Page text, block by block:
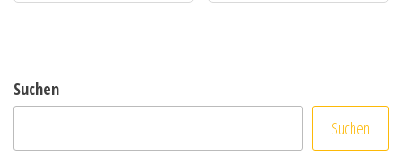
Suchen
Suchen